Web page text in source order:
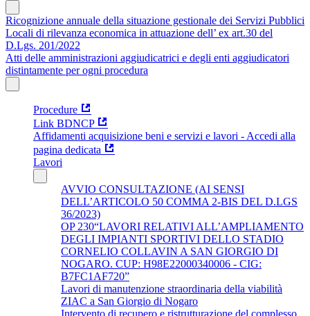
Ricognizione annuale della situazione gestionale dei Servizi Pubblici
Locali di rilevanza economica in attuazione dell’ ex art.30 del
D.Lgs. 201/2022
Atti delle amministrazioni aggiudicatrici e degli enti aggiudicatori
distintamente per ogni procedura
Procedure
Link BDNCP
Affidamenti acquisizione beni e servizi e lavori - Accedi alla
pagina dedicata
Lavori
AVVIO CONSULTAZIONE (AI SENSI
DELL’ARTICOLO 50 COMMA 2-BIS DEL D.LGS
36/2023)
OP 230“LAVORI RELATIVI ALL’AMPLIAMENTO
DEGLI IMPIANTI SPORTIVI DELLO STADIO
CORNELIO COLLAVIN A SAN GIORGIO DI
NOGARO. CUP: H98E22000340006 - CIG:
B7FC1AF720”
Lavori di manutenzione straordinaria della viabilità
ZIAC a San Giorgio di Nogaro
Intervento di recupero e ristrutturazione del complesso